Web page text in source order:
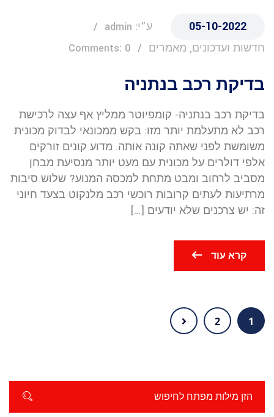
05-10-2022
ע"י: admin
חדשות ועדכונים, מאמרים
Comments: 0
בדיקת רכב בנתניה
בדיקת רכב בנתניה- קומפיוטר ממליץ אף עצה לרכישת
רכב לא מתעלמת יותר מזו: בקש ממכונאי לבדוק מכונית
משומשת לפני שאתה קונה אותה. מדוע קונים זורקים
אלפי דולרים על מכונית עם מעט יותר מנסיעת מבחן
מסביב לרחוב ומבט מתחת למכסה המנוע? שלוש סיבות
מרתיעות לעתים קרובות רוכשי רכב מלנקוט בצעד חיוני
זה: יש צרכנים שלא יודעים […]
קרא עוד
1
2